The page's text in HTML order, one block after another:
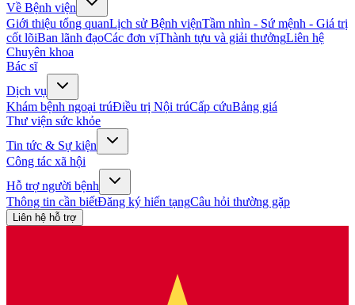
Về Bệnh viện
Giới thiệu tổng quanLịch sử Bệnh việnTầm nhìn - Sứ mệnh - Giá trị
cốt lõiBan lãnh đạoCác đơn vịThành tựu và giải thưởngLiên hệ
Chuyên khoa
Bác sĩ
Dịch vụ
Khám bệnh ngoại trúĐiều trị Nội trúCấp cứuBảng giá
Thư viện sức khỏe
Tin tức & Sự kiện
Công tác xã hội
Hỗ trợ người bệnh
Thông tin cần biếtĐăng ký hiến tạngCâu hỏi thường gặp
Liên hệ hỗ trợ